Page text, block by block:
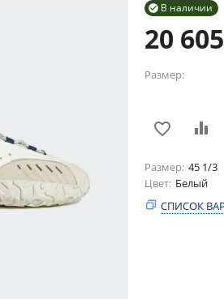
В наличии

20
Размер:
Размер 45 1/3
Цвет Белый
СПИСОК